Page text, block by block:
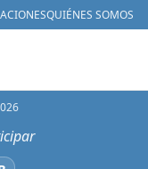
QUIÉNES SOMOS